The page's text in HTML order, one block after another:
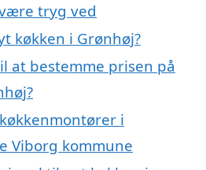
tryg ved
køkken i Grønhøj?
at bestemme prisen på
i
Viborg kommune